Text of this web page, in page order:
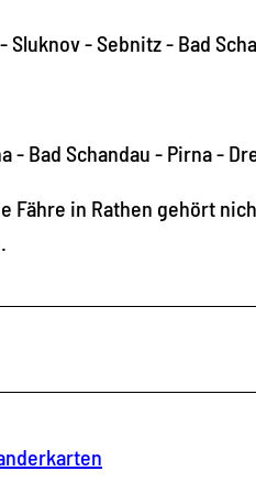
Sluknov - Sebnitz - Bad
- Bad Schandau - Pirna -
Fähre in Rathen gehört